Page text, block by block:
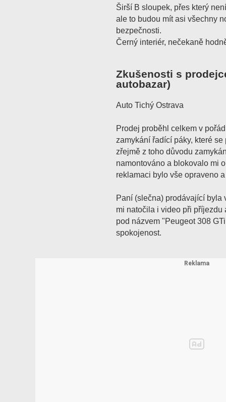
Širší B sloupek, přes který
ale to budou mít asi všechny
bezpečnosti.
Černý interiér, nečekaně
Zkušenosti s
autobazar)
Auto Tichý Ostrava
Prodej proběhl celkem v
zamykání řadící páky, které
zřejmě z toho důvodu
namontováno a blokovalo mi
reklamaci bylo vše opraveno
Paní (slečna) prodávající byla
mi natočila i video při příjezdu
pod názvem "Peugeot 308
spokojenost.